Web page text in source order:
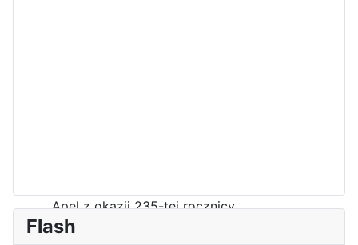
Apel z okazji 235-tej rocznicy
uchwalenia Konstytucji 3 Maja
Flash